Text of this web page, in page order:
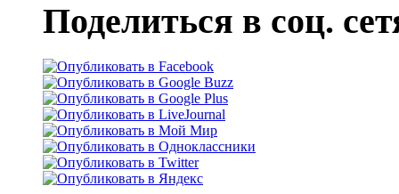
Поделиться в соц.